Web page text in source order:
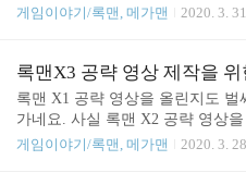
할 수 있는 화면이 보입니다. 배경
있습니다. 설정 중 메시지 표시가
의 의미는 채팅 내용이 15..
2시간이 조금 더 걸리네요. 게임을
니다. 스트림 키는 설정 -> 채널 및
가면 키를 생성할 수 있습니다. 여
S에 붙여 넣고 사용하면 됩니다.
누르지 않도록 조심합니다. 트위
게임이야기/록맨, 메가맨 2020. 3.
록맨X3 공략 영상 제작을 위
록맨 X1 공략 영상을 올린지도 벌
가네요. 사실 록맨 X2 공략 영상
꽤 되었는데요. 편집이 귀찮아서
게임이야기/록맨, 메가맨 2020. 3.